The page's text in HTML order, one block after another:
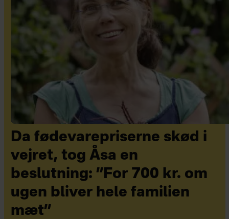
Da fødevarepriserne skød i
vejret, tog Åsa en
beslutning: ”For 700 kr. om
ugen bliver hele familien
mæt”